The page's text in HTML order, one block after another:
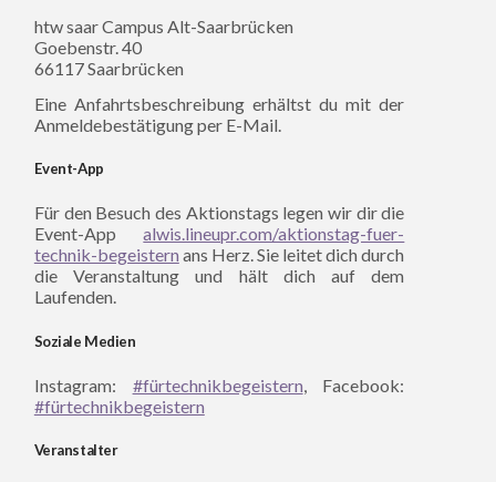
htw saar Campus Alt-Saarbrücken
Goebenstr. 40
66117 Saarbrücken
Eine Anfahrtsbeschreibung erhältst du mit der
Anmeldebestätigung per E-Mail.
Event-App
Für den Besuch des Aktionstags legen wir dir die
Event-Appalwis.lineupr.com/aktionstag-fuer-
technik-begeistern ans Herz. Sie leitet dich durch
die Veranstaltung und hält dich auf dem
Laufenden.
Soziale Medien
Instagram: #fürtechnikbegeistern , Facebook:
#fürtechnikbegeistern
Veranstalter